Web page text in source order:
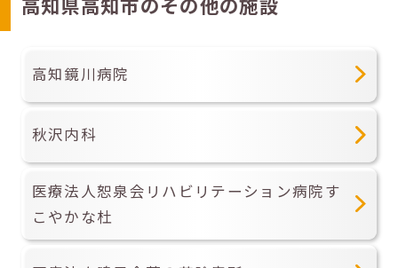
高知鏡川病院
秋沢内科
医療法人恕泉会リハビリテーション病院す
こやかな杜